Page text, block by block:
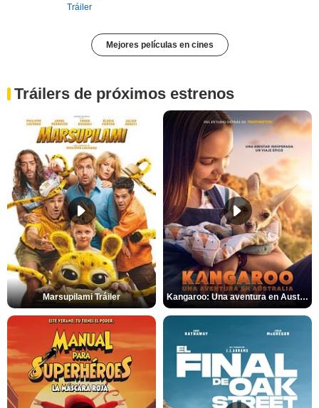
Tráiler
Mejores películas en cines
Tráilers de próximos estrenos
Marsupilami Tráiler Kangaroo: Una aventura en Australia Tráiler